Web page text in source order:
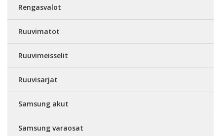
Rengasvalot
Ruuvimatot
Ruuvimeisselit
Ruuvisarjat
Samsung akut
Samsung varaosat